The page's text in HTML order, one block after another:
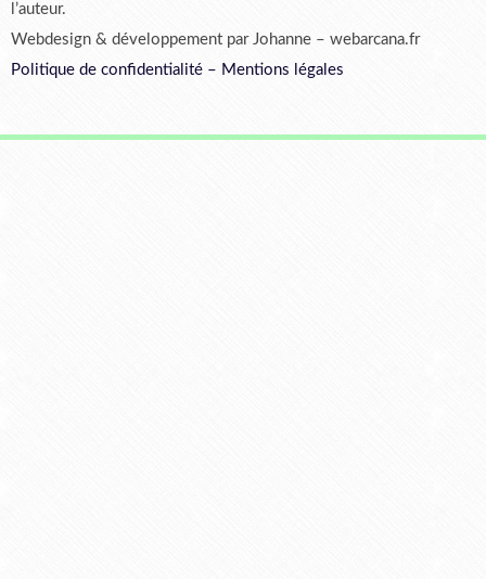
l’auteur.
Webdesign & développement par Johanne – webarcana.fr
Politique de confidentialité – Mentions légales